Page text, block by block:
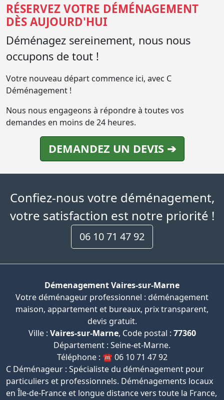
RÉSERVEZ VOTRE DÉMÉNAGEMENT
DÈS AUJOURD'HUI
Déménagez sereinement, nous nous
occupons de tout !
Votre nouveau départ commence ici, avec C
Déménagement !
Nous nous engageons à répondre à toutes vos
demandes en moins de 24 heures.
DEMANDEZ UN DEVIS ➔
Confiez-nous votre déménagement,
votre satisfaction est notre priorité !
06 10 71 47 92
Démenagement Vaires-sur-Marne
Votre déménageur professionnel : déménagement
maison, appartement et bureaux, prix transparent,
devis gratuit.
Ville : Vaires-sur-Marne, Code postal : 77360
Département : Seine-et-Marne.
Téléphone : ☎️ 06 10 71 47 92
C Déménageur : Spécialiste du déménagement pour
particuliers et professionnels. Déménagements locaux
en Île-de-France et longue distance vers toute la France,